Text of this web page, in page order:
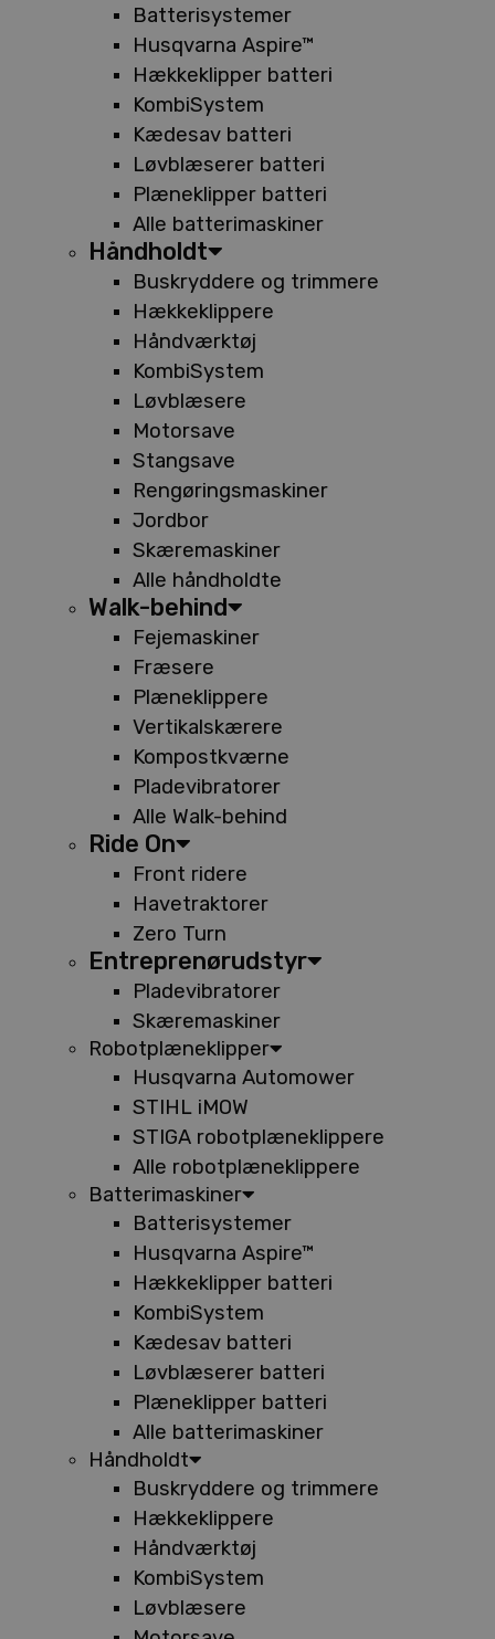
Batterisystemer
Husqvarna Aspire™
Hækkeklipper batteri
KombiSystem
Kædesav batteri
Løvblæserer batteri
Plæneklipper batteri
Alle batterimaskiner
Håndholdt
Buskryddere og trimmere
Hækkeklippere
Håndværktøj
KombiSystem
Løvblæsere
Motorsave
Stangsave
Rengøringsmaskiner
Jordbor
Skæremaskiner
Alle håndholdte
Walk-behind
Fejemaskiner
Fræsere
Plæneklippere
Vertikalskærere
Kompostkværne
Pladevibratorer
Alle Walk-behind
Ride On
Front ridere
Havetraktorer
Zero Turn
Entreprenørudstyr
Pladevibratorer
Skæremaskiner
Robotplæneklipper
Husqvarna Automower
STIHL iMOW
STIGA robotplæneklippere
Alle robotplæneklippere
Batterimaskiner
Batterisystemer
Husqvarna Aspire™
Hækkeklipper batteri
KombiSystem
Kædesav batteri
Løvblæserer batteri
Plæneklipper batteri
Alle batterimaskiner
Håndholdt
Buskryddere og trimmere
Hækkeklippere
Håndværktøj
KombiSystem
Løvblæsere